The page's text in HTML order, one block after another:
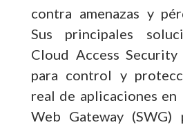
contra amenazas y
Sus principales
Cloud Access Security
para control y
real de aplicaciones en
Web Gateway (SWG)